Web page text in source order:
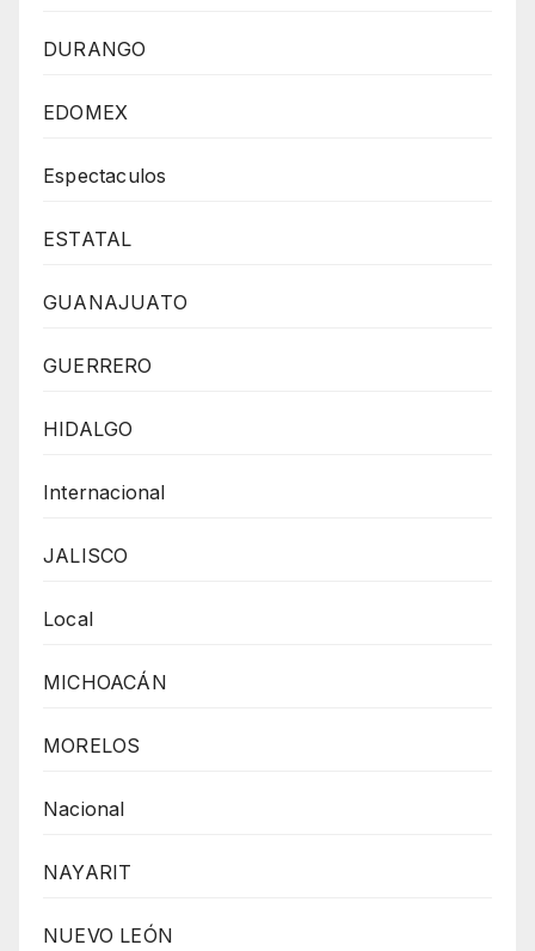
DURANGO
EDOMEX
Espectaculos
ESTATAL
GUANAJUATO
GUERRERO
HIDALGO
Internacional
JALISCO
Local
MICHOACÁN
MORELOS
Nacional
NAYARIT
NUEVO LEÓN